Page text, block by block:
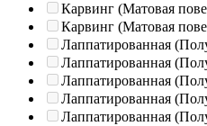
Карвинг (Матовая
Карвинг (Матовая
Лаппатированная
Лаппатированная
Лаппатированная
Лаппатированная
Лаппатированная